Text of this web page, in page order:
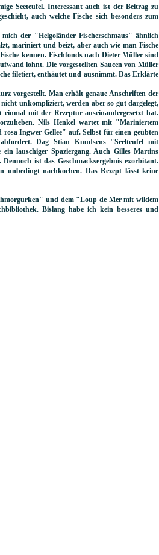
Seeteufel. Interessant auch ist der Beitrag zu
auch welche Fische sich besonders zum
der "Helgoländer Fischerschmaus" ähnlich
mariniert und beizt, aber auch wie man Fische
kennen. Fischfonds nach Dieter Müller sind
lohnt. Die vorgestellten Saucen von Müller
filetiert, enthäutet und ausnimmt. Das Erklärte
vorgestellt. Man erhält genaue Anschriften der
unkompliziert, werden aber so gut dargelegt,
mit der Rezeptur auseinandergesetzt hat.
Nils Henkel wartet mit "Mariniertem
Ingwer-Gellee" auf. Selbst für einen geübten
Dag Stian Knudsens "Seelteufel mit
ein lauschiger Spaziergang. Auch Gilles Martins
ist das Geschmacksergebnis exorbitant.
unbedingt nachkochen. Das Rezept lässt keine
und dem "Loup de Mer mit wildem
Bislang habe ich kein besseres und